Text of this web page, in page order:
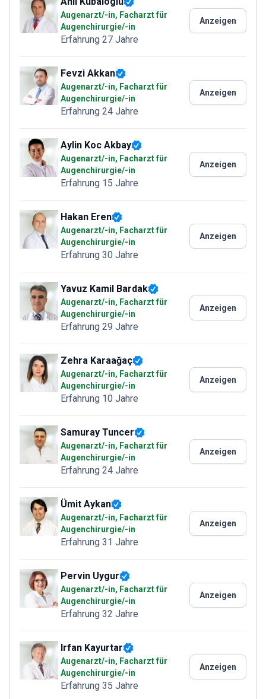
Augenarzt/-in, Facharzt für
Augenchirurgie/-in
Erfahrung 27 Jahre
Anzeigen
Fevzi Akkan
Augenarzt/-in, Facharzt für
Augenchirurgie/-in
Erfahrung 24 Jahre
Anzeigen
Aylin Koc Akbay
Augenarzt/-in, Facharzt für
Augenchirurgie/-in
Erfahrung 15 Jahre
Anzeigen
Hakan Eren
Augenarzt/-in, Facharzt für
Augenchirurgie/-in
Erfahrung 30 Jahre
Anzeigen
Yavuz Kamil Bardak
Augenarzt/-in, Facharzt für
Augenchirurgie/-in
Erfahrung 29 Jahre
Anzeigen
Zehra Karaağaç
Augenarzt/-in, Facharzt für
Augenchirurgie/-in
Erfahrung 10 Jahre
Anzeigen
Samuray Tuncer
Augenarzt/-in, Facharzt für
Augenchirurgie/-in
Erfahrung 24 Jahre
Anzeigen
Ümit Aykan
Augenarzt/-in, Facharzt für
Augenchirurgie/-in
Erfahrung 31 Jahre
Anzeigen
Pervin Uygur
Augenarzt/-in, Facharzt für
Augenchirurgie/-in
Erfahrung 32 Jahre
Anzeigen
Irfan Kayurtar
Augenarzt/-in, Facharzt für
Augenchirurgie/-in
Erfahrung 35 Jahre
Anzeigen